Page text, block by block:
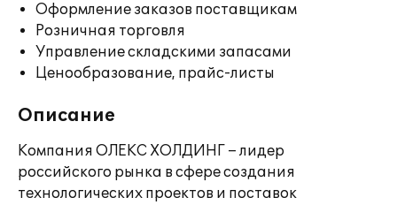
Оформление заказов поставщикам
Розничная торговля
Управление складскими запасами
Ценообразование, прайс-листы
Описание
Компания ОЛЕКС ХОЛДИНГ – лидер
российского рынка в сфере создания
технологических проектов и поставок